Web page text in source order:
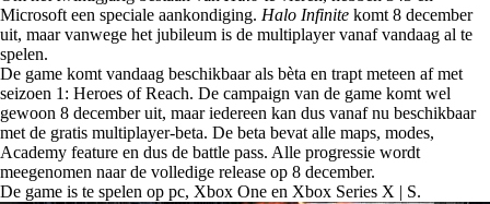
Microsoft een speciale aankondiging. Halo Infinite komt 8 december
uit, maar vanwege het jubileum is de multiplayer vanaf vandaag al te
spelen.
De game komt vandaag beschikbaar als bèta en trapt meteen af met
seizoen 1: Heroes of Reach. De campaign van de game komt wel
gewoon 8 december uit, maar iedereen kan dus vanaf nu beschikbaar
met de gratis multiplayer-beta. De beta bevat alle maps, modes,
Academy feature en dus de battle pass. Alle progressie wordt
meegenomen naar de volledige release op 8 december.
De game is te spelen op pc, Xbox One en Xbox Series X | S.